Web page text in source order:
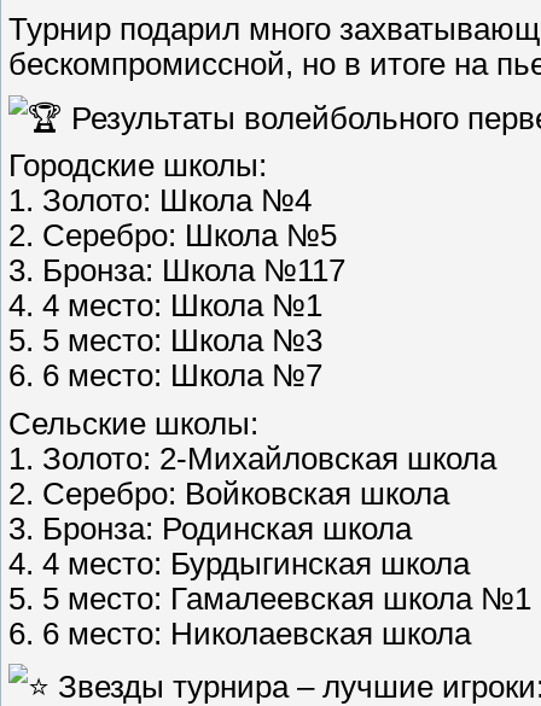
Турнир подарил много
бескомпромиссной, но в итоге на
Результаты волейбольного
Городские школы:
1. Золото: Школа №4
2. Серебро: Школа №5
3. Бронза: Школа №117
4. 4 место: Школа №1
5. 5 место: Школа №3
6. 6 место: Школа №7
Сельские школы:
1. Золото: 2-Михайловская школа
2. Серебро: Войковская школа
3. Бронза: Родинская школа
4. 4 место: Бурдыгинская школа
5. 5 место: Гамалеевская школа №1
6. 6 место: Николаевская школа
Звезды турнира – лучшие